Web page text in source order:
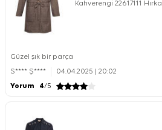
Kahverengi 22617111 Hırka
Güzel şık bir parça
S**** Ş****
04.04.2025 | 20:02
Yorum
4/5